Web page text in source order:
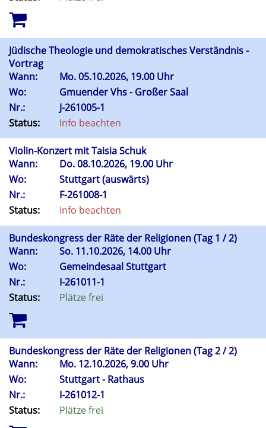
Jüdische Theologie und demokratisches Verständnis -
Vortrag
Wann:
Mo.05.10.2026, 19.00 Uhr
Wo:
Gmuender Vhs - Großer Saal
Nr.:
J-261005-1
Status:
Info beachten
Violin-Konzert mit Taisia Schuk
Wann:
Do.08.10.2026, 19.00 Uhr
Wo:
Stuttgart (auswärts)
Nr.:
F-261008-1
Status:
Info beachten
Bundeskongress der Räte der Religionen (Tag 1 / 2)
Wann:
So. 11.10.2026, 14.00 Uhr
Wo:
Gemeindesaal Stuttgart
Nr.:
I-261011-1
Status:
Plätze frei
Bundeskongress der Räte der Religionen (Tag 2 / 2)
Wann:
Mo. 12.10.2026, 9.00 Uhr
Wo:
Stuttgart - Rathaus
Nr.:
I-261012-1
Status:
Plätze frei